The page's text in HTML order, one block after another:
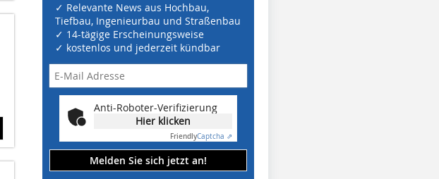
✓ Relevante News aus Hochbau,
Tiefbau, Ingenieurbau und Straßenbau
✓ 14-tägige Erscheinungsweise
✓ kostenlos und jederzeit kündbar
Anti-Roboter-Verifizierung
Hier klicken
FriendlyCaptcha ⇗
Melden Sie sich jetzt an!